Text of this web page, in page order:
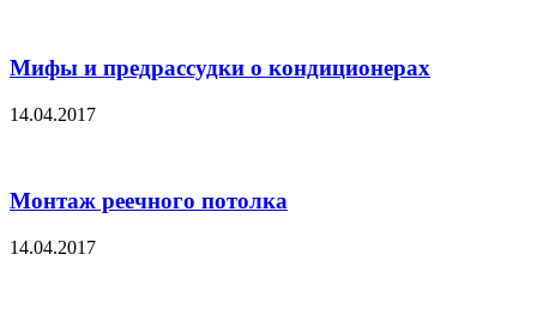
Мифы и предрассудки о кондиционерах
14.04.2017
Монтаж реечного потолка
14.04.2017